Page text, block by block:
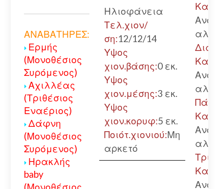
ΑΝΑΒΑΤΗΡΕΣ:
Ερμής
(Μονοθέσιος
Συρόμενος)
Αχιλλέας
(Τριθέσιος
Εναέριος)
Δάφνη
(Μονοθέσιος
Συρόμενος)
Ηρακλής
baby
Ηλιοφάνεια
Τελ.χιον/
ση:12/12/14
Υψος
χιον.βάσης:0 εκ.
Υψος
χιον.μέσης:3 εκ.
Υψος
χιον.κορυφ:5 εκ.
Ποιότ.χιονιού:Μη
αρκετό